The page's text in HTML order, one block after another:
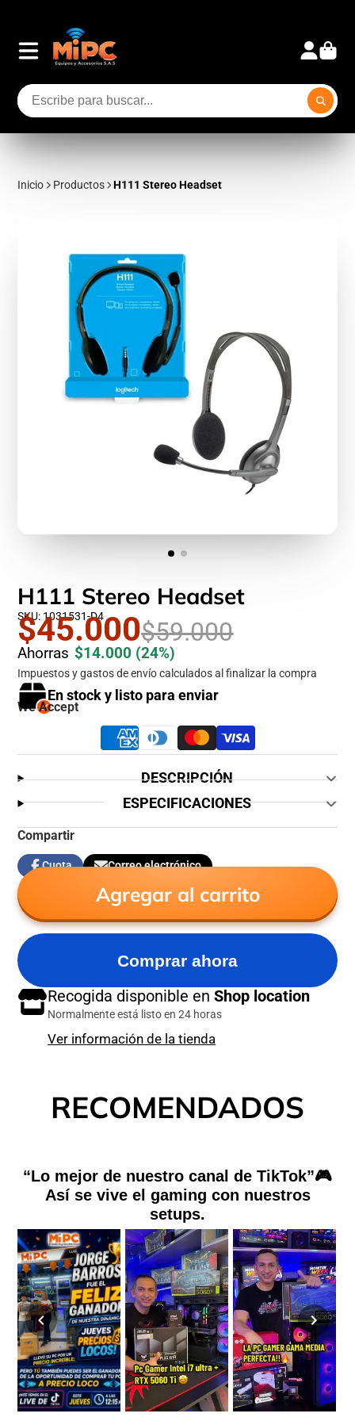
Inicio Productos H111 Stereo Headset
H111 Stereo Headset
SKU: 1031531-D4
$45.000$59.000
Ahorras $14.000 (24%)
Impuestos y gastos de envío calculados al finalizar la compra
En stock y listo para enviar
We Accept
DESCRIPCIÓN
ESPECIFICACIONES
Compartir
Cuota
Compartir
Se
una
nueva
Correo electrónico
por
correo
electrónico
Agregar al carrito
Comprar ahora
Recogida disponible enShop location
Normalmente está listo en 24 horas
Ver información de la tienda
RECOMENDADOS
“Lo mejor de nuestro canal de TikTok”🎮
Así se vive el gaming con nuestros
setups.